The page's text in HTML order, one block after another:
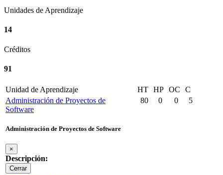
Unidades de Aprendizaje
14
Créditos
91
Unidad de Aprendizaje HT HP OC
C
Administración de Proyectos de
Software
Administración de Proyectos de Software
×
Descripción:
Cerrar
80 0 0 5